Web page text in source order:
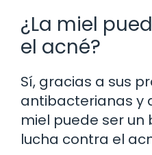
¿La miel
el acné?
Sí, gracias a sus
antibacterianas y
miel puede ser un
lucha contra el